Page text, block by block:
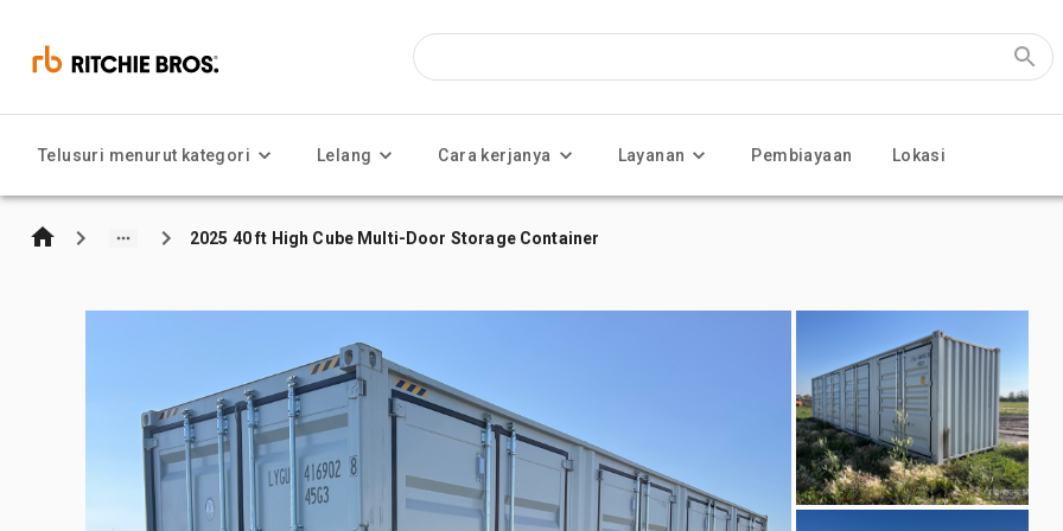
Telusuri menurut kategori Lelang Cara kerjanya Layanan Pembiayaan Lokasi
2025 40 ft High Cube Multi-Door Storage Container